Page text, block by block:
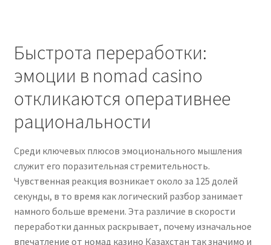
Быстрота переработки:
эмоции в nomad casino
откликаются оперативнее
рациональности
Среди ключевых плюсов эмоционального мышления
служит его поразительная стремительность.
Чувственная реакция возникает около за 125 долей
секунды, в то время как логический разбор занимает
намного больше времени. Эта различие в скорости
переработки данных раскрывает, почему изначальное
впечатление от номад казино Казахстан так значимо и